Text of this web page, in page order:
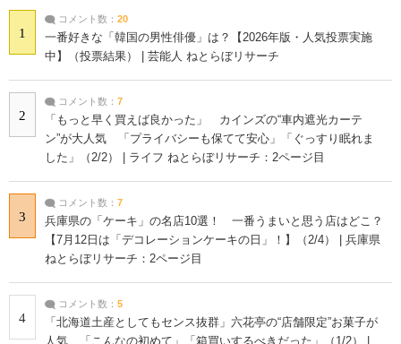
1
コメント数： 20
一番好きな「韓国の男性俳優」は？【2026年版・人気投票実施
中】（投票結果） | 芸能人 ねとらぼリサーチ
2
コメント数： 7
「もっと早く買えば良かった」 カインズの“車内遮光カーテ
ン”が大人気 「プライバシーも保てて安心」「ぐっすり眠れま
した」（2/2） | ライフ ねとらぼリサーチ：2ページ目
3
コメント数： 7
兵庫県の「ケーキ」の名店10選！ 一番うまいと思う店はどこ？
【7月12日は「デコレーションケーキの日」！】（2/4） | 兵庫県
ねとらぼリサーチ：2ページ目
4
コメント数： 5
「北海道土産としてもセンス抜群」六花亭の“店舗限定”お菓子が
人気 「こんなの初めて」「箱買いするべきだった」（1/2） |